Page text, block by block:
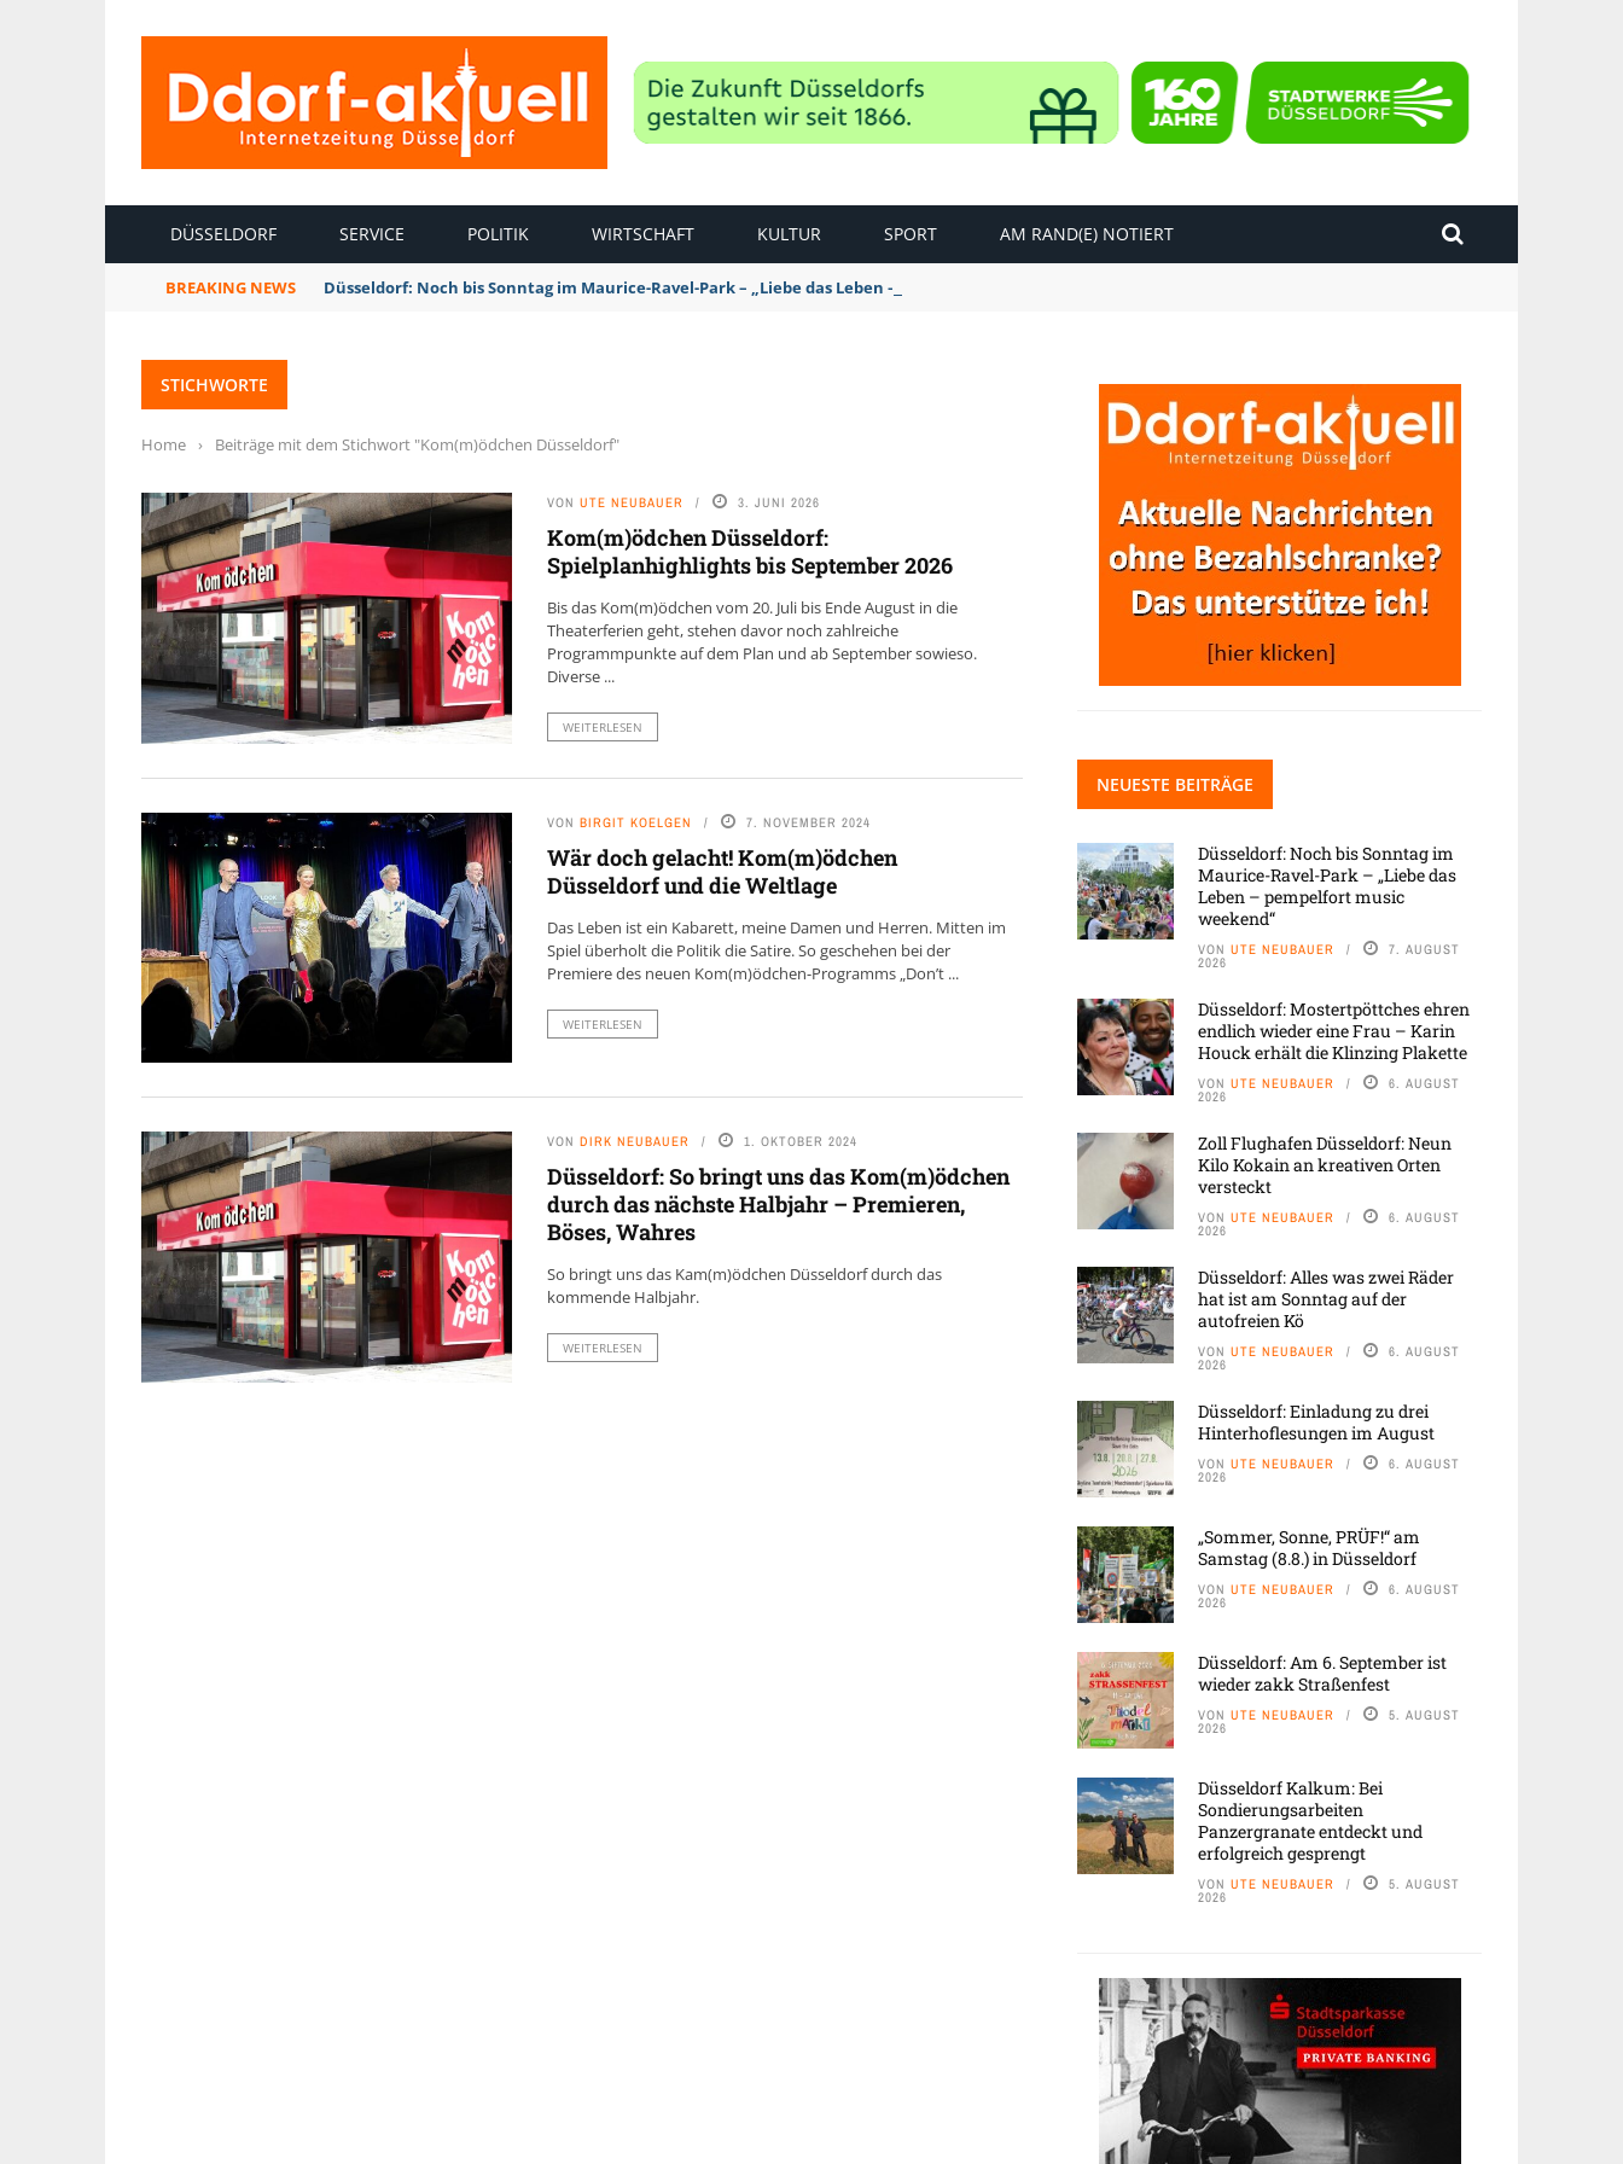
DÜSSELDORF SERVICE POLITIK WIRTSCHAFT KULTUR SPORT AM RAND(E) NOTIERT
BREAKING NEWS Düsseldorf: Noch bis Sonntag im Maurice-Ravel-Park – „Liebe das Leben – pempelfort music weekend“
STICHWORTE
Home › Beiträge mit dem Stichwort "Kom(m)ödchen Düsseldorf"
VON UTE NEUBAUER 3. JUNI 2026
Kom(m)ödchen Düsseldorf:
Spielplanhighlights bis September 2026
Bis das Kom(m)ödchen vom 20. Juli bis Ende August in die
Theaterferien geht, stehen davor noch zahlreiche
Programmpunkte auf dem Plan und ab September sowieso.
Diverse ...
WEITERLESEN
VON BIRGIT KOELGEN 7. NOVEMBER 2024
Wär doch gelacht! Kom(m)ödchen
Düsseldorf und die Weltlage
Das Leben ist ein Kabarett, meine Damen und Herren. Mitten im
Spiel überholt die Politik die Satire. So geschehen bei der
Premiere des neuen Kom(m)ödchen-Programms „Don’t ...
WEITERLESEN
VON DIRK NEUBAUER 1. OKTOBER 2024
Düsseldorf: So bringt uns das Kom(m)ödchen
durch das nächste Halbjahr – Premieren,
Böses, Wahres
So bringt uns das Kam(m)ödchen Düsseldorf durch das
kommende Halbjahr.
WEITERLESEN
NEUESTE BEITRÄGE
Düsseldorf: Noch bis Sonntag im
Maurice-Ravel-Park – „Liebe das
Leben – pempelfort music
weekend“
VON UTE NEUBAUER 7. AUGUST
2026
Düsseldorf: Mostertpöttches ehren
endlich wieder eine Frau – Karin
Houck erhält die Klinzing Plakette
VON UTE NEUBAUER 6. AUGUST
2026
Zoll Flughafen Düsseldorf: Neun
Kilo Kokain an kreativen Orten
versteckt
VON UTE NEUBAUER 6. AUGUST
2026
Düsseldorf: Alles was zwei Räder
hat ist am Sonntag auf der
autofreien Kö
VON UTE NEUBAUER 6. AUGUST
2026
Düsseldorf: Einladung zu drei
Hinterhoflesungen im August
VON UTE NEUBAUER 6. AUGUST
2026
„Sommer, Sonne, PRÜF!“ am
Samstag (8.8.) in Düsseldorf
VON UTE NEUBAUER 6. AUGUST
2026
Düsseldorf: Am 6. September ist
wieder zakk Straßenfest
VON UTE NEUBAUER 5. AUGUST
2026
Düsseldorf Kalkum: Bei
Sondierungsarbeiten
Panzergranate entdeckt und
erfolgreich gesprengt
VON UTE NEUBAUER 5. AUGUST
2026